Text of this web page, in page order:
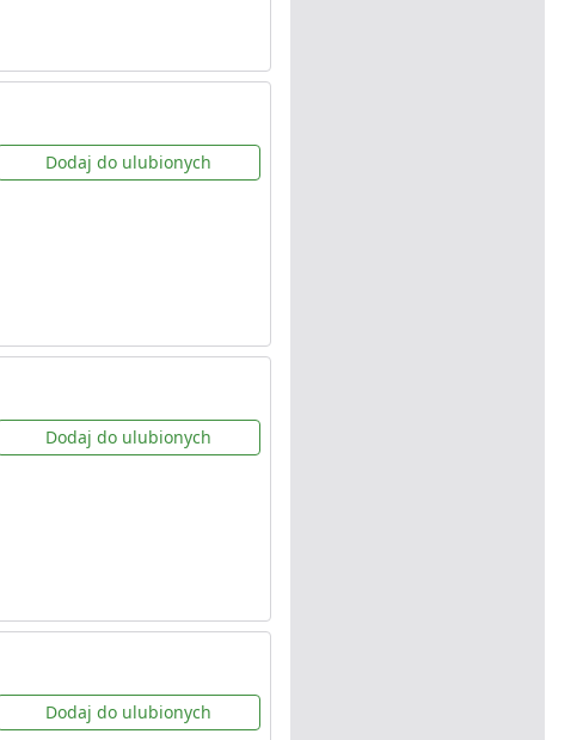
Dodaj do ulubionych
Dodaj do ulubionych
Dodaj do ulubionych